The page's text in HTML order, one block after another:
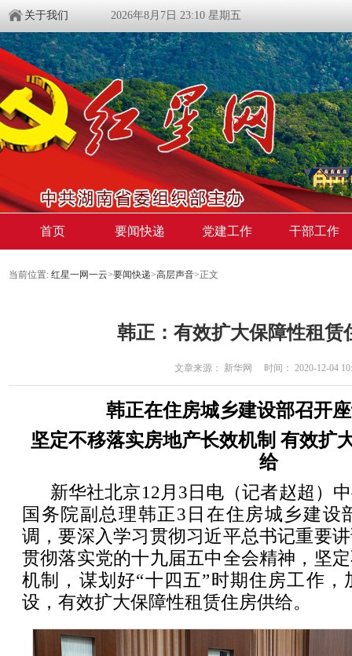
关于我们 2026年8月7日 23:10 星期五
首页 要闻快递 党建工作 干部工作
当前位置: 红星一网一云>要闻快递>高层声音>正文
韩正：有效扩大保障性租赁
文章来源： 新华网 时间： 2020-12-04
韩正在住房城乡建设部召开
坚定不移落实房地产长效机制 有效扩
给
新华社北京12月3日电（记者赵超）
国务院副总理韩正3日在住房城乡建设
调，要深入学习贯彻习近平总书记重要
贯彻落实党的十九届五中全会精神，坚
机制，谋划好“十四五”时期住房工作
设，有效扩大保障性租赁住房供给。